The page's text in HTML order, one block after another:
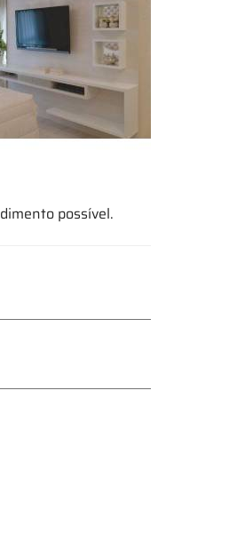
possível.